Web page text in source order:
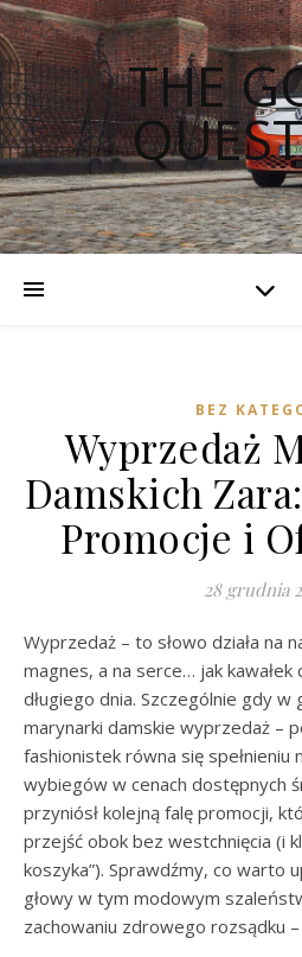
THE
BEZ
Wyprzedaż
Damskich
Promocje i
28 grudnia
Wyprzedaż – to słowo działa na
magnes, a na serce… jak
długiego dnia. Szczególnie gdy w
marynarki damskie wyprzedaż –
fashionistek równa się spełnieniu
wybiegów w cenach dostępnych
przyniósł kolejną falę promocji,
przejść obok bez westchnięcia (i
koszyka”). Sprawdźmy, co warto
głowy w tym modowym
zachowaniu zdrowego rozsądku